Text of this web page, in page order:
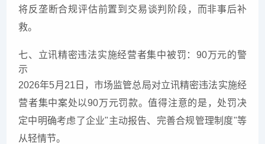
将反垄断合规评估前置到交易谈判阶段，而非事后补
救。
七、立讯精密违法实施经营者集中被罚：90万元的警
示
2026年5月21日，市场监管总局对立讯精密违法实施经
营者集中案处以90万元罚款。值得注意的是，处罚决
定中明确考虑了企业"主动报告、完善合规管理制度"等
从轻情节。